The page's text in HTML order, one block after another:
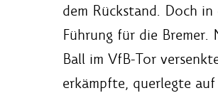
dem Rückstand. Doch
Führung für die
Ball im VfB-Tor
erkämpfte, querlegte